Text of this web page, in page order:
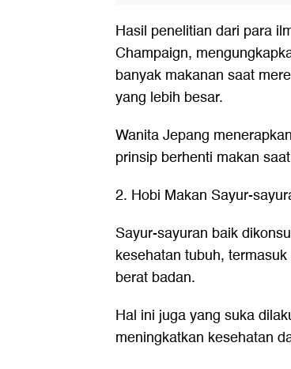
Hasil penelitian dari para
Champaign,
banyak makanan saat
yang lebih besar.
Wanita Jepang
prinsip berhenti makan
2. Hobi Makan Sayur-
Sayur-sayuran baik
kesehatan tubuh,
berat badan.
Hal ini juga yang suka
meningkatkan kesehatan